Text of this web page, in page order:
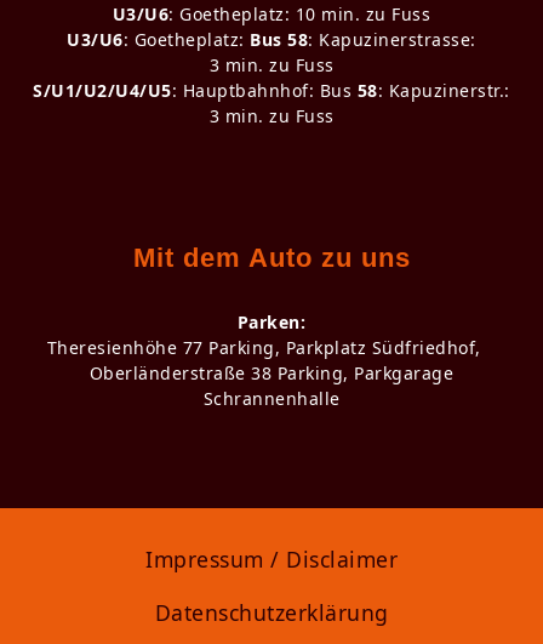
U3/U6: Goetheplatz: 10 min. zu Fuss
U3/U6: Goetheplatz: Bus 58: Kapuzinerstrasse:
3 min. zu Fuss
S/U1/U2/U4/U5: Hauptbahnhof: Bus 58: Kapuzinerstr.:
3 min. zu Fuss
Mit dem Auto zu uns
Parken:
Theresienhöhe 77 Parking, Parkplatz Südfriedhof,
Oberländerstraße 38 Parking, Parkgarage
Schrannenhalle
Impressum / Disclaimer
Datenschutzerklärung